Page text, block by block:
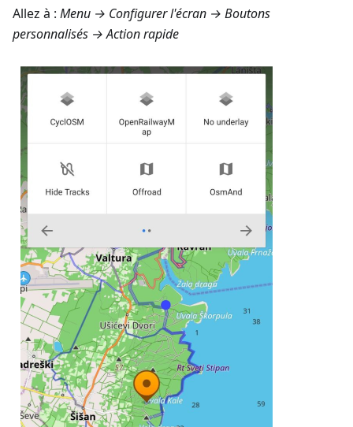
Allez à : Menu → Configurer l'écran → Boutons
personnalisés → Action rapide